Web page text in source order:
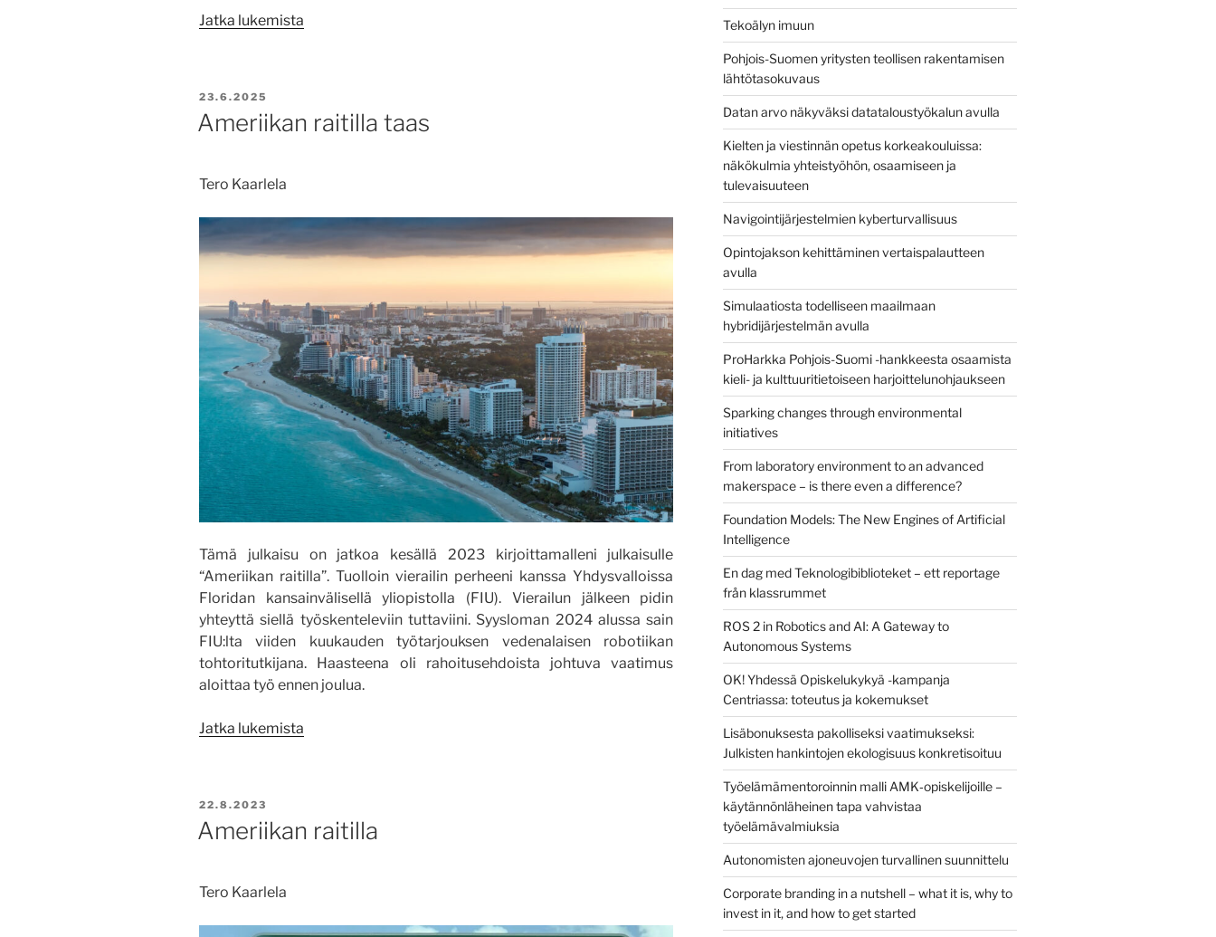
Jatka lukemista
JULKAISTU
23.6.2025
Ameriikan raitilla taas
Tero Kaarlela
Tämä julkaisu on jatkoa kesällä 2023 kirjoittamalleni julkaisulle
“Ameriikan raitilla”. Tuolloin vierailin perheeni kanssa Yhdysvalloissa
Floridan kansainvälisellä yliopistolla (FIU). Vierailun jälkeen pidin
yhteyttä siellä työskenteleviin tuttaviini. Syysloman 2024 alussa sain
FIU:lta viiden kuukauden työtarjouksen vedenalaisen robotiikan
tohtoritutkijana. Haasteena oli rahoitusehdoista johtuva vaatimus
aloittaa työ ennen joulua.
Jatka lukemista
JULKAISTU
22.8.2023
Ameriikan raitilla
Tero Kaarlela
Tekoälyn imuun
Pohjois-Suomen yritysten teollisen rakentamisen
lähtötasokuvaus
Datan arvo näkyväksi datataloustyökalun avulla
Kielten ja viestinnän opetus korkeakouluissa:
näkökulmia yhteistyöhön, osaamiseen ja
tulevaisuuteen
Navigointijärjestelmien kyberturvallisuus
Opintojakson kehittäminen vertaispalautteen
avulla
Simulaatiosta todelliseen maailmaan
hybridijärjestelmän avulla
ProHarkka Pohjois-Suomi -hankkeesta osaamista
kieli- ja kulttuuritietoiseen harjoittelunohjaukseen
Sparking changes through environmental
initiatives
From laboratory environment to an advanced
makerspace – is there even a difference?
Foundation Models: The New Engines of Artificial
Intelligence
En dag med Teknologibiblioteket – ett reportage
från klassrummet
ROS 2 in Robotics and AI: A Gateway to
Autonomous Systems
OK! Yhdessä Opiskelukykyä -kampanja
Centriassa: toteutus ja kokemukset
Lisäbonuksesta pakolliseksi vaatimukseksi:
Julkisten hankintojen ekologisuus konkretisoituu
Työelämämentoroinnin malli AMK‑opiskelijoille –
käytännönläheinen tapa vahvistaa
työelämävalmiuksia
Autonomisten ajoneuvojen turvallinen suunnittelu
Corporate branding in a nutshell – what it is, why to
invest in it, and how to get started